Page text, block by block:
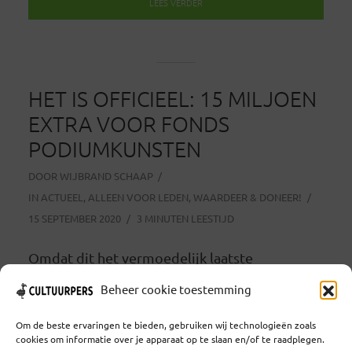
Beheer cookie toestemming
Om de beste ervaringen te bieden, gebruiken wij technologieën zoals
cookies om informatie over je apparaat op te slaan en/of te raadplegen.
HET IS OFFICIEEL: 15 MILJOEN
EXTRA VOOR FONDS
PODIUMKUNSTEN
DOOR WIJBRAND SCHAAP
IN ACTUEEL , ALLEEN VOOR LEDEN, WAARDEER & DONEER!
15 SEPTEMBER 2020
3 MINUTEN LEESTIJD
Omdat dit het vermoedelijk laatste
begrotingsjaar is van D66-cultuurminister Van
nogmaals dat er in haar ambtsperiode nu in